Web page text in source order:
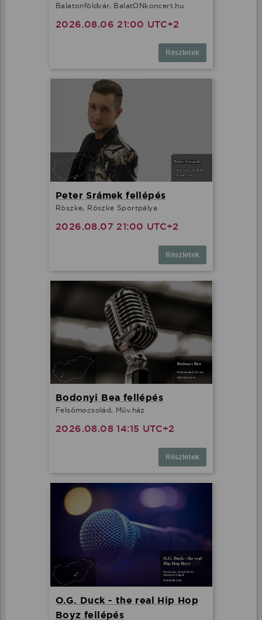
Balatonföldvár, BalatONkoncert.hu
2026.08.06 21:00 UTC+2
Részletek
Peter Srámek fellépés
Röszke, Röszke Sportpálya
2026.08.07 21:00 UTC+2
Részletek
Bodonyi Bea fellépés
Felsőmocsolád, Műv.ház
2026.08.08 14:15 UTC+2
Részletek
O.G. Duck - the real Hip Hop
Boyz fellépés